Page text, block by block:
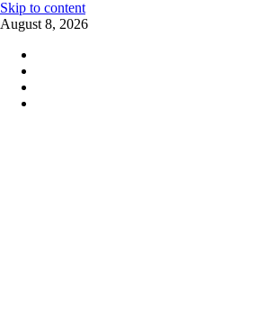
Skip to content
August 8, 2026